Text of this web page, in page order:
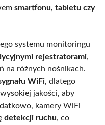
smartfonu, tabletu czy
systemu monitoringu
rejestratorami,
na różnych nośnikach.
WiFi, dlatego
jakości, aby
kamery WiFi
detekcji ruchu, co